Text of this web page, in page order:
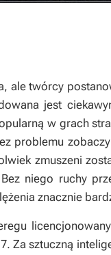
ale twórcy
jest
w grach
problemu
zmuszeni
niego ruchy
znacznie
. Za sztuczną